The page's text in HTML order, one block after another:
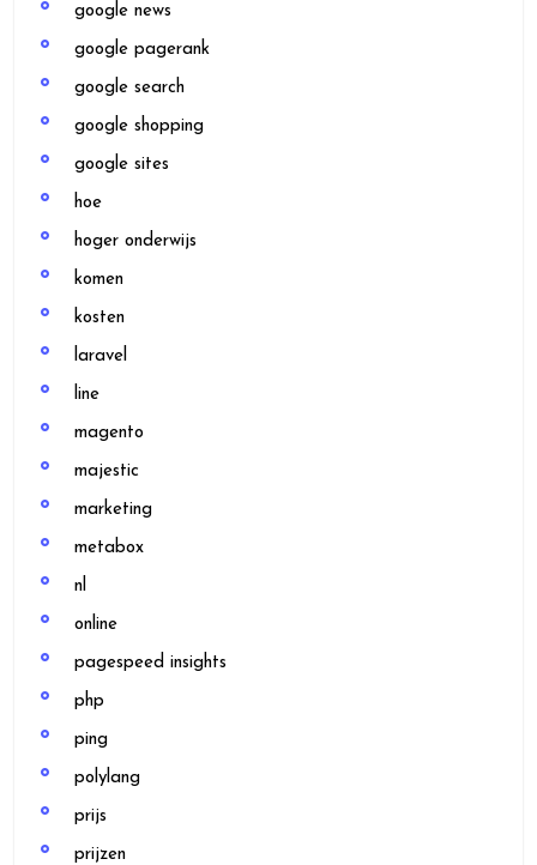
google news
google pagerank
google search
google shopping
google sites
hoe
hoger onderwijs
komen
kosten
laravel
line
magento
majestic
marketing
metabox
nl
online
pagespeed insights
php
ping
polylang
prijs
prijzen